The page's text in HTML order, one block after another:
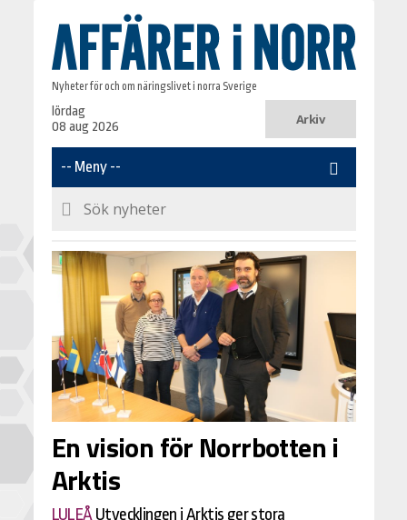
Nyheter för och om näringslivet i norra Sverige
lördag
08 aug 2026
Arkiv
En vision för Norrbotten i
Arktis
LULEÅ Utvecklingen i Arktis ger stora